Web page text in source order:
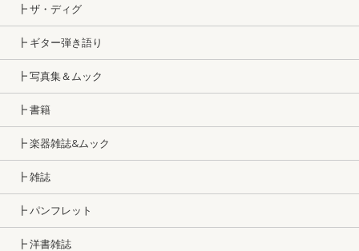
┣ ザ・ディグ
┣ ギター弾き語り
┣ 写真集＆ムック
┣ 書籍
┣ 楽器雑誌&ムック
┣ 雑誌
┣ パンフレット
┣ 洋書雑誌